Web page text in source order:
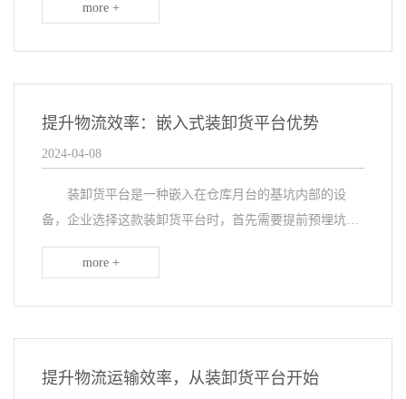
全高效的物流连接点。本文将详细介绍苏州室外下沉装卸
more +
提升物流效率：嵌入式装卸货平台优势
2024-04-08
装卸货平台是一种嵌入在仓库月台的基坑内部的设
备，企业选择这款装卸货平台时，首先需要提前预埋坑
位，并同时采购平台设备。当基坑浇注完成后，就能直接
安装平台了。企业选择使用嵌入式装卸货平台，主要有以
more +
提升物流运输效率，从装卸货平台开始